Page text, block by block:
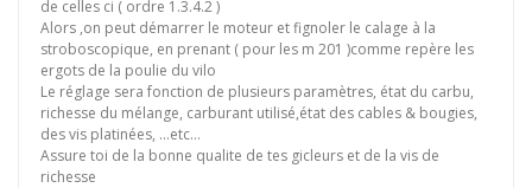
de celles ci ( ordre 1.3.4.2 )
Alors ,on peut démarrer le moteur et fignoler le calage à la
stroboscopique, en prenant ( pour les m 201 )comme repère les
ergots de la poulie du vilo
Le réglage sera fonction de plusieurs paramètres, état du carbu,
richesse du mélange, carburant utilisé,état des cables & bougies,
des vis platinées, …etc…
Assure toi de la bonne qualite de tes gicleurs et de la vis de
richesse